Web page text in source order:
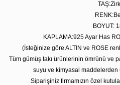
BOYUT:
KAPLAMA:925 Ayar Has
(İsteğinize göre ALTIN ve ROSE
Tüm gümüş takı ürünlerinin ömrünü ve
suyu ve kimyasal
Siparişiniz firmamızın özel